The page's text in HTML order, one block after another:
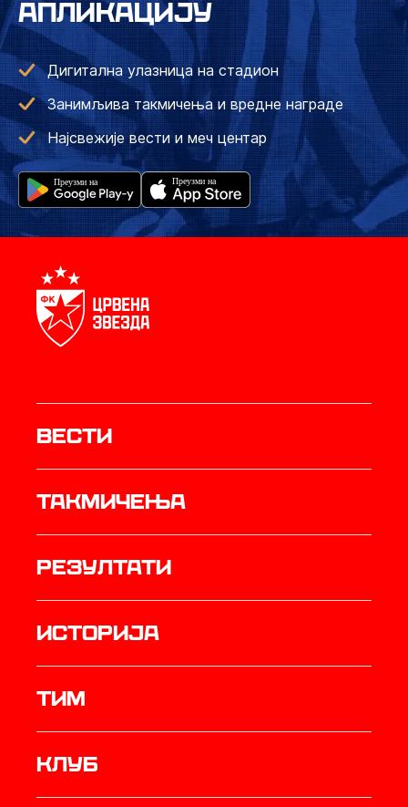
АПЛИКАЦИЈУ
Дигитална улазница на стадион
Занимљива такмичења и вредне награде
Најсвежије вести и меч центар
Вести
Такмичења
резултати
историја
ТИМ
Клуб